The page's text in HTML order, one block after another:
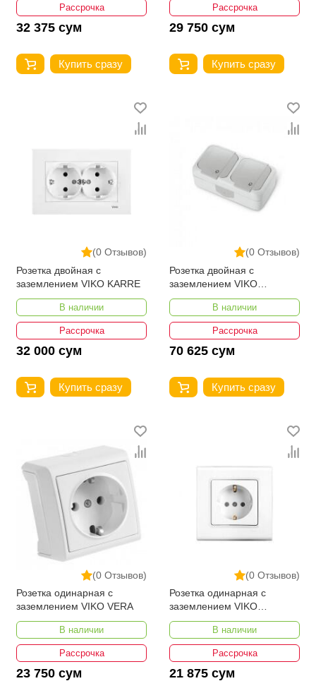
Рассрочка
32 375 сум
Купить сразу
Рассрочка
29 750 сум
Купить сразу
(0 Отзывов)
Розетка двойная с
заземлением VIKO KARRE
В наличии
Рассрочка
32 000 сум
Купить сразу
(0 Отзывов)
Розетка двойная с
заземлением VIKO
PALMIYE
В наличии
Рассрочка
70 625 сум
Купить сразу
(0 Отзывов)
Розетка одинарная с
заземлением VIKO VERA
В наличии
Рассрочка
23 750 сум
(0 Отзывов)
Розетка одинарная с
заземлением VIKO
LINNERA
В наличии
Рассрочка
21 875 сум